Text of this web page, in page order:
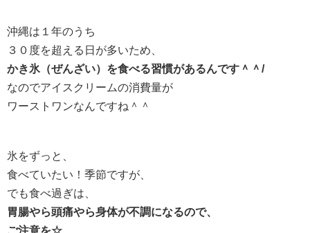
沖縄は１年のうち
３０度を超える日が多いため、
かき氷（ぜんざい）を食べる習慣があるんです＾＾/
なのでアイスクリームの消費量が
ワーストワンなんですね＾＾
氷をずっと、
食べていたい！季節ですが、
でも食べ過ぎは、
胃腸やら頭痛やら身体が不調になるので、
ご注意を☆